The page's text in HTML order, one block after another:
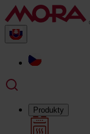
Produkty